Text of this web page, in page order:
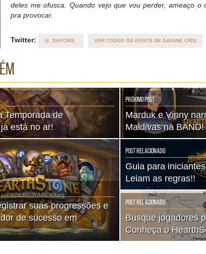
deles me ofusca. Quando vejo que vou perder, ameaço o
pra provocar.
Twitter: @_DAYCRIS_ VER TODOS OS POSTS DE DAYANE CRIS
Temporada de
está no ar!
Próximo Post
Marduk e Vinny
Maldivas na BAND!
suas progressões e
de sucesso em
Post Relacionado
Guia para
Leiam as regras!!
Post Relacionado
Busque jogadores
Conheça o